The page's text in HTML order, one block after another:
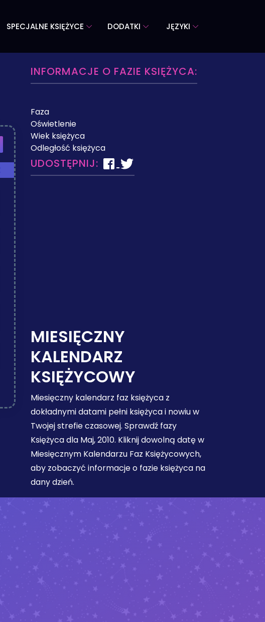
SPECJALNE KSIĘŻYCE DODATKI JĘZYKI
INFORMACJE O FAZIE KSIĘŻYCA:
Faza
Oświetlenie
Wiek księżyca
Odległość księżyca
UDOSTĘPNIJ:
MIESIĘCZNY
KALENDARZ
KSIĘŻYCOWY
Miesięczny kalendarz faz księżyca z
dokładnymi datami pełni księżyca i nowiu w
Twojej strefie czasowej. Sprawdź fazy
Księżyca dla Maj, 2010. Kliknij dowolną datę w
Miesięcznym Kalendarzu Faz Księżycowych,
aby zobaczyć informacje o fazie księżyca na
dany dzień.